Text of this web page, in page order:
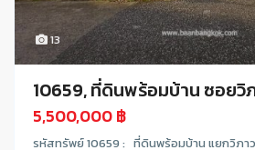
13
10659, ที่ดินพร้อมบ้าน ซอยวิ
5,500,000 ฿
รหัสทรัพย์ 10659 : ที่ดินพร้อมบ้าน แยกวิภา